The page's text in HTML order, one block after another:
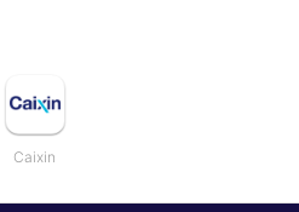
Caixin